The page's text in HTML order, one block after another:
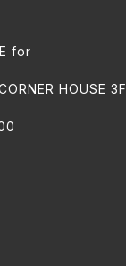
for
HOUSE 3F